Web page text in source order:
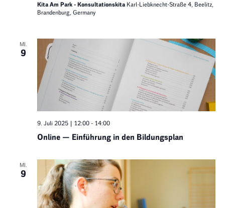
Kita Am Park - Konsultationskita Karl-Liebknecht-Straße 4, Beelitz,
Brandenburg, Germany
MI.
9
9. Juli 2025 | 12:00- 14:00
Online — Einführung in den Bildungsplan
MI.
9